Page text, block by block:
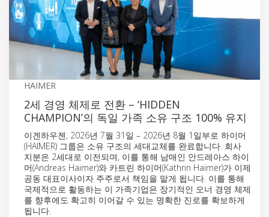
HAIMER
2세 경영 체제로 전환 – ‘HIDDEN
CHAMPION’의 독일 가족 소유 구조 100% 유지
이겐하우젠, 2026년 7월 31일 – 2026년 8월 1일부로 하이머
(HAIMER) 그룹은 소유 구조의 세대교체를 완료합니다. 회사
지분은 2세대로 이전되며, 이를 통해 남매인 안드레아스 하이
머(Andreas Haimer)와 카트린 하이머(Kathrin Haimer)가 이제
공동 대표이사이자 주주로서 책임을 맡게 됩니다. 이를 통해
국제적으로 활동하는 이 가족기업은 장기적인 오너 경영 체제
를 향후에도 확고히 이어갈 수 있는 명확한 진로를 확보하게
됩니다.